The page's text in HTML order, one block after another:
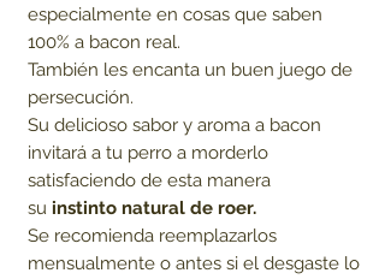
especialmente en cosas que saben
100% a bacon real.
También les encanta un buen juego de
persecución.
Su delicioso sabor y aroma a bacon
invitará a tu perro a morderlo
satisfaciendo de esta manera
su instinto natural de roer.
Se recomienda reemplazarlos
mensualmente o antes si el desgaste lo